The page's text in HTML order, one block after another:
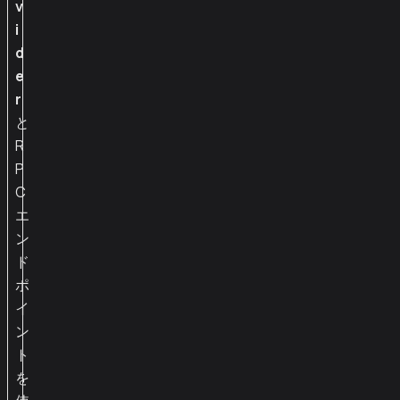
v
i
d
e
r
と
R
P
C
エ
ン
ド
ポ
イ
ン
ト
を